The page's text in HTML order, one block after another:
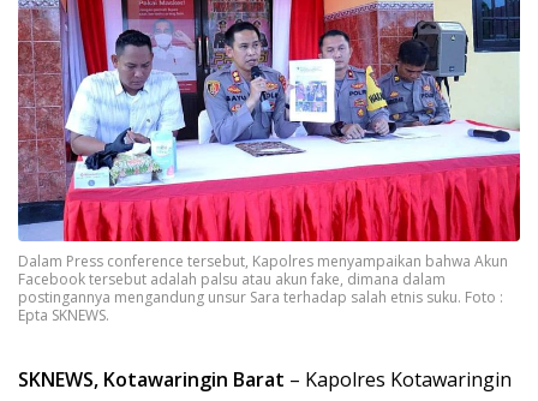
Dalam Press conference tersebut, Kapolres menyampaikan bahwa Akun
Facebook tersebut adalah palsu atau akun fake, dimana dalam
postingannya mengandung unsur Sara terhadap salah etnis suku. Foto :
Epta SKNEWS.
SKNEWS, Kotawaringin Barat – Kapolres Kotawaringin